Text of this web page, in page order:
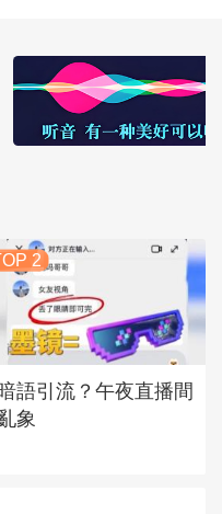
2
語引流？午夜直播間
象